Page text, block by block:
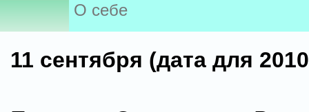
О себе
11 сентября (дата для